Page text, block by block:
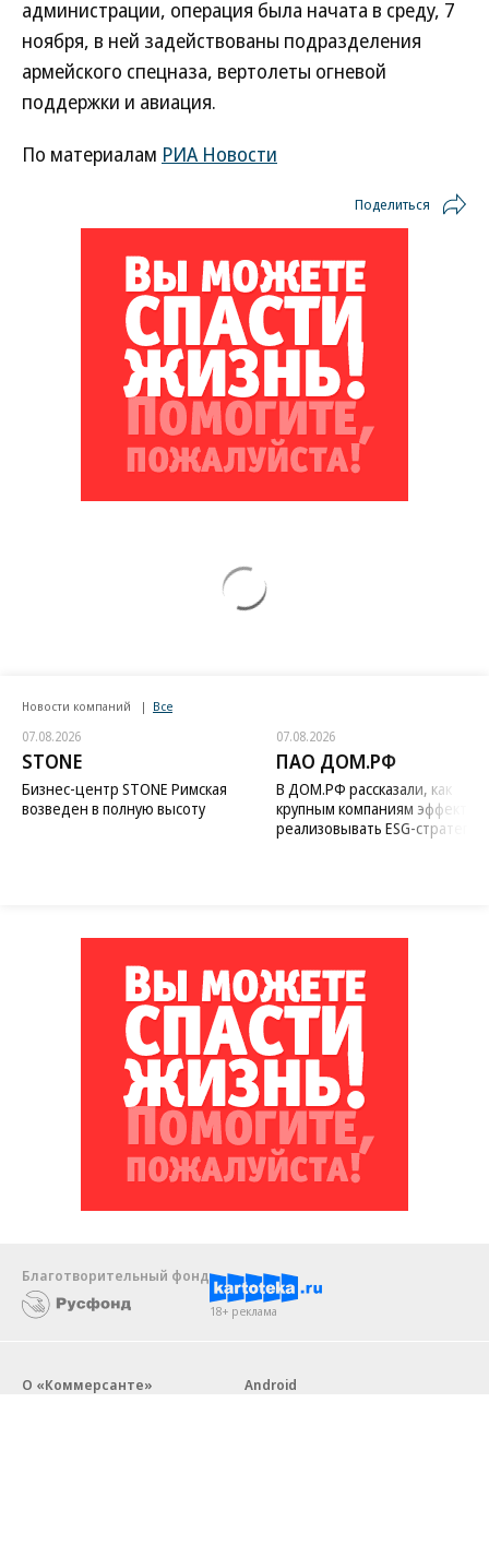
администрации, операция была начата в среду, 7
ноября, в ней задействованы подразделения
армейского спецназа, вертолеты огневой
поддержки и авиация.
По материалам РИА Новости
Поделиться
Новости компаний Все
07.08.2026
STONE
Бизнес-центр STONE Римская
возведен в полную высоту
07.08.2026
ПАО ДОМ.РФ
В ДОМ.РФ рассказали, как
крупным компаниям
реализовывать ESG-стратегию
Благотворительный фонд
18+ реклама
О «Коммерсанте»
Android